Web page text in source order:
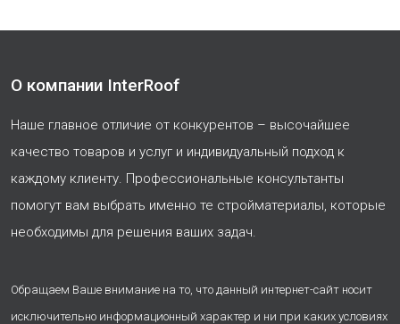
О компании InterRoof
Наше главное отличие от конкурентов – высочайшее
качество товаров и услуг и индивидуальный подход к
каждому клиенту. Профессиональные консультанты
помогут вам выбрать именно те стройматериалы, которые
необходимы для решения ваших задач.
Обращаем Ваше внимание на то, что данный интернет-сайт носит
исключительно информационный характер и ни при каких условиях